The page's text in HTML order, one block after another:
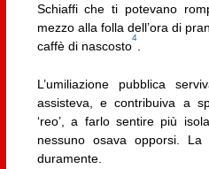
Schiaffi che ti potevano
mezzo alla folla dell’ora di
caffè di nascosto
4
L’umiliazione pubblica
assisteva, e contribuiva a
‘reo’, a farlo sentire più
nessuno osava opporsi. La
duramente.